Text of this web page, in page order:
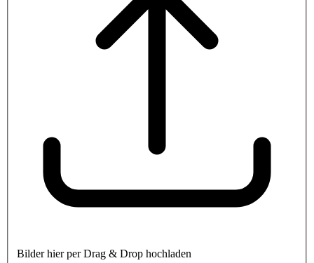
Bilder hier per Drag & Drop hochladen